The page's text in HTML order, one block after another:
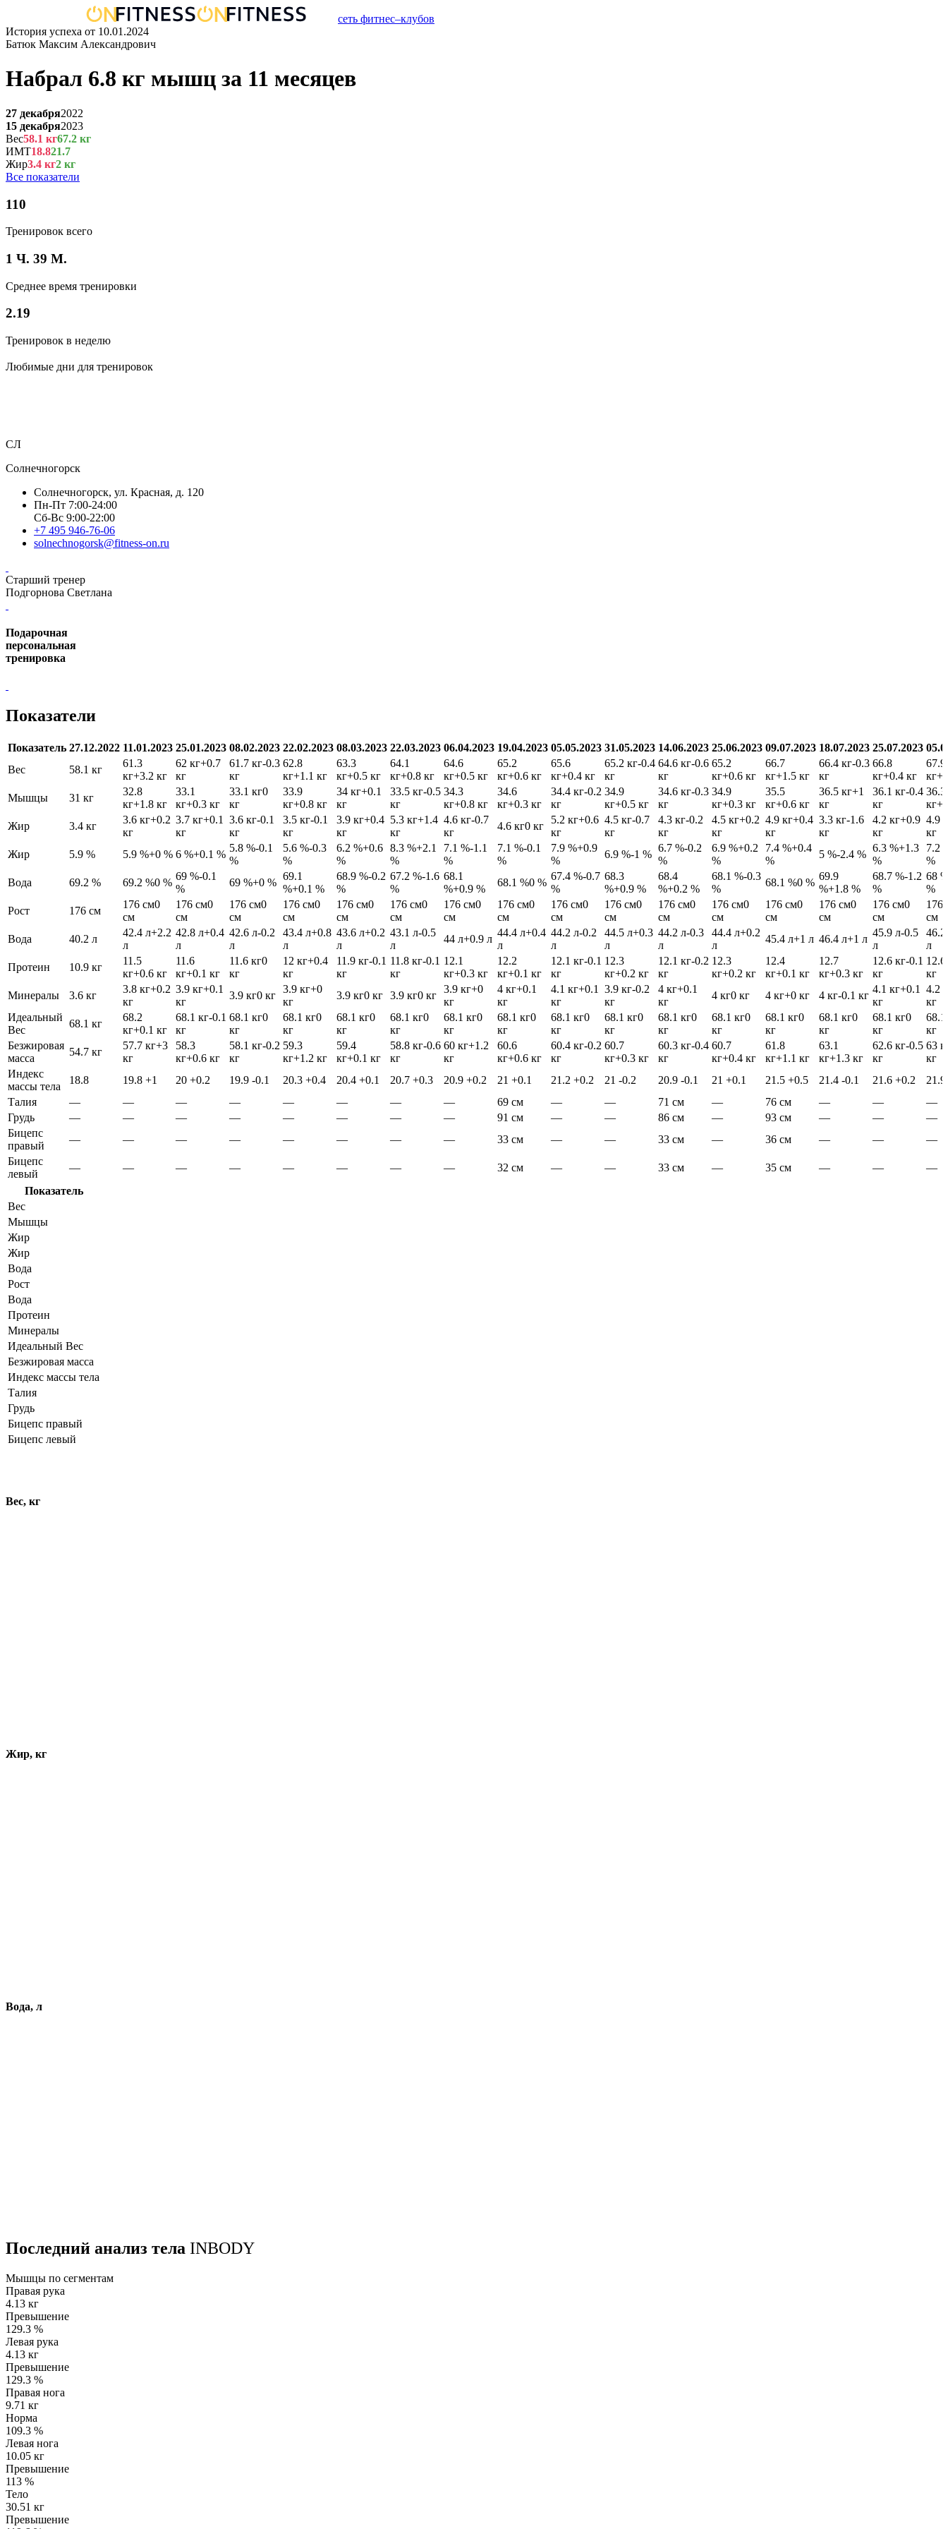
сеть фитнес–клубов
История успеха от 10.01.2024
Батюк Максим Александрович
Набрал 6.8 кг мышц за 11 месяцев
27 декабря2022
15 декабря2023
Вес58.1 кг67.2 кг
ИМТ18.821.7
Жир3.4 кг2 кг
Все показатели
110
Тренировок всего
1 Ч. 39 М.
Среднее время тренировки
2.19
Тренировок в неделю
Любимые дни для тренировок
СЛ
Солнечногорск
Солнечногорск, ул. Красная, д. 120
Пн-Пт 7:00-24:00
Сб-Вс 9:00-22:00
+7 495 946-76-06
solnechnogorsk@fitness-on.ru
Старший тренер
Подгорнова Светлана
Подарочная
персональная
тренировка
Показатели
Показатель 27.12.2022 11.01.2023 25.01.2023 08.02.2023 22.02.2023 08.03.2023 22.03.2023 06.04.2023 19.04.2023 05.05.2023 31.05.2023 14.06.2023 25.06.2023 09.07.2023 18.07.2023 25.07.2023
Вес
58.1 кг
61.3
кг+3.2 кг
62 кг+0.7
кг
61.7 кг-0.3
кг
62.8
кг+1.1 кг
63.3
кг+0.5 кг
64.1
кг+0.8 кг
64.6
кг+0.5 кг
65.2
кг+0.6 кг
65.6
кг+0.4 кг
65.2 кг-0.4
кг
64.6 кг-0.6
кг
65.2
кг+0.6 кг
66.7
кг+1.5 кг
66.4 кг-0.3
кг
66.8
кг+0.4 кг
67.9
кг
Мышцы
31 кг
32.8
кг+1.8 кг
33.1
кг+0.3 кг
33.1 кг0
кг
33.9
кг+0.8 кг
34 кг+0.1
кг
33.5 кг-0.5
кг
34.3
кг+0.8 кг
34.6
кг+0.3 кг
34.4 кг-0.2
кг
34.9
кг+0.5 кг
34.6 кг-0.3
кг
34.9
кг+0.3 кг
35.5
кг+0.6 кг
36.5 кг+1
кг
36.1 кг-0.4
кг
36.3
кг
Жир
3.4 кг
3.6 кг+0.2
кг
3.7 кг+0.1
кг
3.6 кг-0.1
кг
3.5 кг-0.1
кг
3.9 кг+0.4
кг
5.3 кг+1.4
кг
4.6 кг-0.7
кг
4.6 кг0 кг
5.2 кг+0.6
кг
4.5 кг-0.7
кг
4.3 кг-0.2
кг
4.5 кг+0.2
кг
4.9 кг+0.4
кг
3.3 кг-1.6
кг
4.2 кг+0.9
кг
4.9
кг
Жир
5.9 % 5.9 %+0 % 6 %+0.1 %
5.8 %-0.1
%
5.6 %-0.3
%
6.2 %+0.6
%
8.3 %+2.1
%
7.1 %-1.1
%
7.1 %-0.1
%
7.9 %+0.9
%
6.9 %-1 %
6.7 %-0.2
%
6.9 %+0.2
%
7.4 %+0.4
%
5 %-2.4 %
6.3 %+1.3
%
7.2
%
Вода
69.2 % 69.2 %0 %
69 %-0.1
%
69 %+0 %
69.1
%+0.1 %
68.9 %-0.2
%
67.2 %-1.6
%
68.1
%+0.9 %
68.1 %0 %
67.4 %-0.7
%
68.3
%+0.9 %
68.4
%+0.2 %
68.1 %-0.3
%
68.1 %0 %
69.9
%+1.8 %
68.7 %-1.2
%
68
%
Рост
176 см
176 см0
см
176 см0
см
176 см0
см
176 см0
см
176 см0
см
176 см0
см
176 см0
см
176 см0
см
176 см0
см
176 см0
см
176 см0
см
176 см0
см
176 см0
см
176 см0
см
176 см0
см
176
см
Вода
40.2 л
42.4 л+2.2
л
42.8 л+0.4
л
42.6 л-0.2
л
43.4 л+0.8
л
43.6 л+0.2
л
43.1 л-0.5
л
44 л+0.9 л
44.4 л+0.4
л
44.2 л-0.2
л
44.5 л+0.3
л
44.2 л-0.3
л
44.4 л+0.2
л
45.4 л+1 л 46.4 л+1 л
45.9 л-0.5
л
46.2
л
Протеин
10.9 кг
11.5
кг+0.6 кг
11.6
кг+0.1 кг
11.6 кг0
кг
12 кг+0.4
кг
11.9 кг-0.1
кг
11.8 кг-0.1
кг
12.1
кг+0.3 кг
12.2
кг+0.1 кг
12.1 кг-0.1
кг
12.3
кг+0.2 кг
12.1 кг-0.2
кг
12.3
кг+0.2 кг
12.4
кг+0.1 кг
12.7
кг+0.3 кг
12.6 кг-0.1
кг
12.6
кг
Минералы
3.6 кг
3.8 кг+0.2
кг
3.9 кг+0.1
кг
3.9 кг0 кг
3.9 кг+0
кг
3.9 кг0 кг 3.9 кг0 кг
3.9 кг+0
кг
4 кг+0.1
кг
4.1 кг+0.1
кг
3.9 кг-0.2
кг
4 кг+0.1
кг
4 кг0 кг 4 кг+0 кг 4 кг-0.1 кг
4.1 кг+0.1
кг
4.2
кг
Идеальный
Вес
68.1 кг
68.2
кг+0.1 кг
68.1 кг-0.1
кг
68.1 кг0
кг
68.1 кг0
кг
68.1 кг0
кг
68.1 кг0
кг
68.1 кг0
кг
68.1 кг0
кг
68.1 кг0
кг
68.1 кг0
кг
68.1 кг0
кг
68.1 кг0
кг
68.1 кг0
кг
68.1 кг0
кг
68.1 кг0
кг
68.1
кг
Безжировая
масса
54.7 кг
57.7 кг+3
кг
58.3
кг+0.6 кг
58.1 кг-0.2
кг
59.3
кг+1.2 кг
59.4
кг+0.1 кг
58.8 кг-0.6
кг
60 кг+1.2
кг
60.6
кг+0.6 кг
60.4 кг-0.2
кг
60.7
кг+0.3 кг
60.3 кг-0.4
кг
60.7
кг+0.4 кг
61.8
кг+1.1 кг
63.1
кг+1.3 кг
62.6 кг-0.5
кг
63
кг
Индекс
массы тела
18.8 19.8 +1 20 +0.2 19.9 -0.1 20.3 +0.4 20.4 +0.1 20.7 +0.3 20.9 +0.2 21 +0.1 21.2 +0.2 21 -0.2 20.9 -0.1 21 +0.1 21.5 +0.5 21.4 -0.1 21.6 +0.2
21.9
Талия
— — — — — — — — 69 см — — 71 см — 76 см — —
—
Грудь
— — — — — — — — 91 см — — 86 см — 93 см — —
—
Бицепс
правый
— — — — — — — — 33 см — — 33 см — 36 см — —
—
Бицепс
левый
— — — — — — — — 32 см — — 33 см — 35 см — —
—
Показатель
Вес
Мышцы
Жир
Жир
Вода
Рост
Вода
Протеин
Минералы
Идеальный Вес
Безжировая масса
Индекс массы тела
Талия
Грудь
Бицепс правый
Бицепс левый
Вес, кг
Жир, кг
Вода, л
Последний анализ тела INBODY
Мышцы по сегментам
Правая рука
4.13 кг
Превышение
129.3 %
Левая рука
4.13 кг
Превышение
129.3 %
Правая нога
9.71 кг
Норма
109.3 %
Левая нога
10.05 кг
Превышение
113 %
Тело
30.51 кг
Превышение